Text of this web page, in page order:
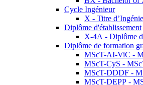
Cycle Ingénieur
X - Titre
Diplôme d'établissement
X-4A - Diplôme
Diplôme de formation
MScT-AI-ViC -
MScT-CyS -
MScT-DDDF -
MScT-DEPP -